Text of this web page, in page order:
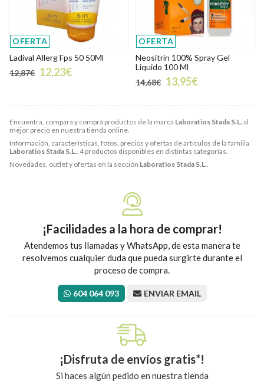
Encuentra, compara y compra productos de la marca Laboratios Stada S.L. al
mejor precio en nuestra tienda online.
Información, características, fotos, precios y ofertas de artículos de la familia
Laboratios Stada S.L.. 4 productos disponibles en distintas categorías.
Novedades, outlet y ofertas en la sección Laboratios Stada S.L..
OFERTA
Ladival Allerg Fps 50 50Ml
12,87€ 12,23€
OFERTA
Neositrin 100% Spray Gel
Liquido 100 Ml
14,68€ 13,95€
¡Facilidades a la hora de comprar!
Atendemos tus llamadas y WhatsApp, de esta manera te
resolvemos cualquier duda que pueda surgirte durante el
proceso de compra.
604 064 093 ENVIAR EMAIL
¡Disfruta de envíos gratis*!
Si haces algún pedido en nuestra tienda